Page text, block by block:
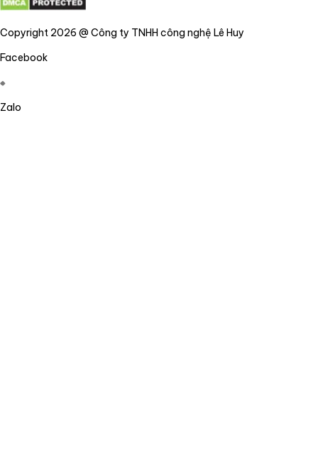
Copyright 2026 @ Công ty TNHH công nghệ Lê Huy
Facebook
Zalo